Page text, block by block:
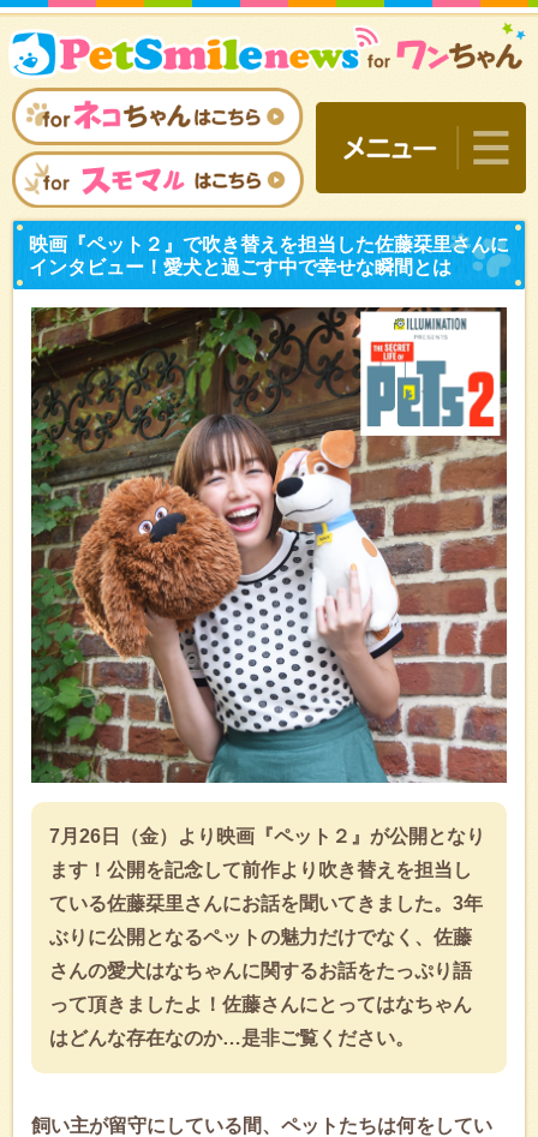
映画『ペット２』で吹き替
インタビュー！愛犬と過ご
7月26日（金）より映画『ペット２』が公開となり
ます！公開を記念して前作より吹き替えを担当し
ている佐藤栞里さんにお話を聞いてきました。3年
ぶりに公開となるペットの魅力だけでなく、佐藤
さんの愛犬はなちゃんに関するお話をたっぷり語
って頂きましたよ！佐藤さんにとってはなちゃん
はどんな存在なのか…是非ご覧ください。
飼い主が留守にしている間、ペットたちは何をしてい